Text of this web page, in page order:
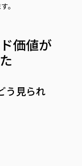
。
価値が
う見られ